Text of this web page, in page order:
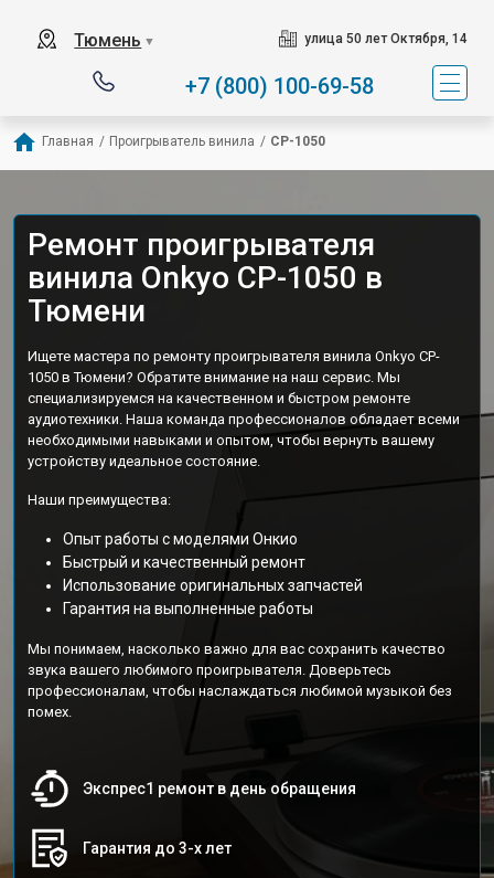
Тюмень ▼ улица 50 лет Октября, 14
+7 (800) 100-69-58
Главная / Проигрыватель винила / CP-1050
Ремонт проигрывателя
винила Onkyo CP-1050 в
Тюмени
Ищете мастера по ремонту проигрывателя винила Onkyo CP-
1050 в Тюмени? Обратите внимание на наш сервис. Мы
специализируемся на качественном и быстром ремонте
аудиотехники. Наша команда профессионалов обладает всеми
необходимыми навыками и опытом, чтобы вернуть вашему
устройству идеальное состояние.
Наши преимущества:
Опыт работы с моделями Онкио
Быстрый и качественный ремонт
Использование оригинальных запчастей
Гарантия на выполненные работы
Мы понимаем, насколько важно для вас сохранить качество
звука вашего любимого проигрывателя. Доверьтесь
профессионалам, чтобы наслаждаться любимой музыкой без
помех.
Экспрес1 ремонт в день обращения
Гарантия до 3-х лет